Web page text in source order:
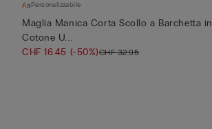
Personalizzabile
Maglia Manica Corta Scollo a Barchetta in
Cotone U...
CHF 16.45 (-50%)CHF 32.95